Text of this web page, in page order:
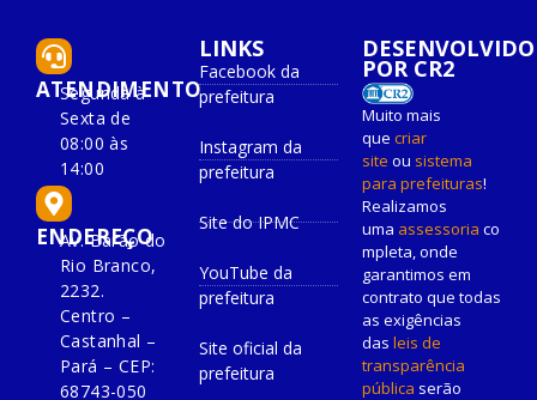
ATENDIMENTO
Segunda à
Sexta de
08:00 às
14:00
ENDEREÇO
Av. Barão do
Rio Branco,
2232.
Centro –
Castanhal –
Pará – CEP:
68743-050
LINKS
Facebook da
prefeitura
Instagram da
prefeitura
Site do IPMC
YouTube da
prefeitura
Site oficial da
prefeitura
DESENVOLVIDO
POR CR2
Muito mais
que criar
site ou sistema
para prefeituras!
Realizamos
uma assessoria co
mpleta, onde
garantimos em
contrato que todas
as exigências
das leis de
transparência
pública serão